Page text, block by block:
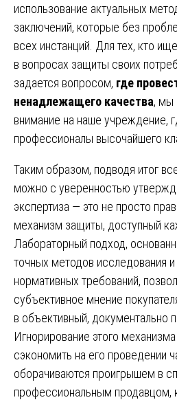
использование актуальных
заключений, которые без
всех инстанций. Для тех, кто
в вопросах защиты своих
задается вопросом, где
ненадлежащего качества, мы
внимание на наше учреждение,
профессионалы высочайшего
Таким образом, подводя итог
можно с уверенностью
экспертиза — это не просто
механизм защиты, доступный
Лабораторный подход,
точных методов исследования
нормативных требований,
субъективное мнение
в объективный, документально
Игнорирование этого
сэкономить на его проведении
оборачиваются проигрышем в
профессиональным продавцом,